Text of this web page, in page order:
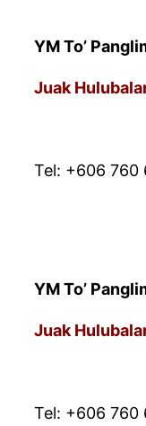
YM To’
Juak
Tel: +606 760
YM To’
Juak
Tel: +606 760